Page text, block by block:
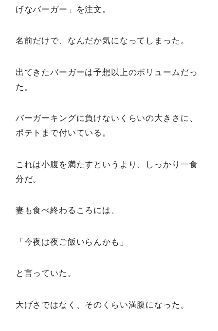
げなバーガー」を注文。
名前だけで、なんだか気になってしまった。
出てきたバーガーは予想以上のボリュームだっ
た。
バーガーキングに負けないくらいの大きさに、
ポテトまで付いている。
これは小腹を満たすというより、しっかり一食
分だ。
妻も食べ終わるころには、
「今夜は夜ご飯いらんかも」
と言っていた。
大げさではなく、そのくらい満腹になった。